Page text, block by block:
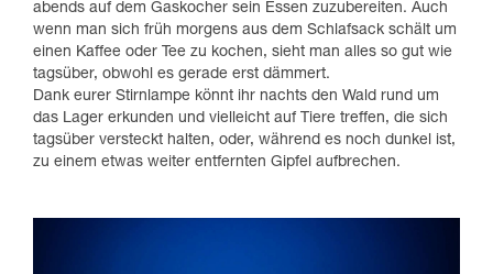
abends auf dem Gaskocher sein Essen zuzubereiten. Auch
wenn man sich früh morgens aus dem Schlafsack schält um
einen Kaffee oder Tee zu kochen, sieht man alles so gut wie
tagsüber, obwohl es gerade erst dämmert.
Dank eurer Stirnlampe könnt ihr nachts den Wald rund um
das Lager erkunden und vielleicht auf Tiere treffen, die sich
tagsüber versteckt halten, oder, während es noch dunkel ist,
zu einem etwas weiter entfernten Gipfel aufbrechen.